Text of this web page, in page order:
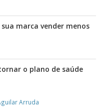
marca vender menos
o plano de saúde
Arruda